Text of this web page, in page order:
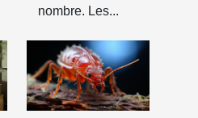
nombre. Les...